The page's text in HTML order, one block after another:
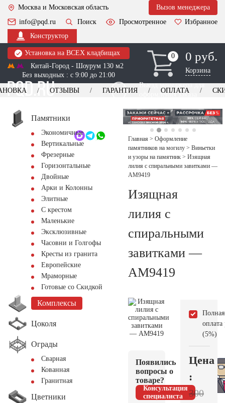
Москва и Московская область
Вызов менеджера
info@pqd.ru
Поиск Просмотренное
Избранное
Конструктор
Установка на ВСЕХ кладбищах
Китай-Город - Шоурум 130 м2
Без выходных : с 9:00 до 21:00
0
0 0 руб.
Корзина
Выезд менеджера для
оформления заказа
+7 (495) 518-44-23
Обратный звонок
ОТЗЫВЫ ГАРАНТИЯ ОПЛАТА
Памятники
Экономичные
Вертикальные
Фрезерные
Горизонтальные
Двойные
Арки и Колонны
Элитные
С крестом
Маленькие
Эксклюзивные
Часовни и Голгофы
Кресты из гранита
Европейские
Мраморные
Готовые со Скидкой
Комплексы
Цоколя
Ограды
Сварная
Кованная
Гранитная
Цветники
Главная > Оформление
памятников на могилу > Виньетки
и узоры на памятник > Изящная
лилия с спиральными завитками —
AM9419
Изящная
лилия с
спиральными
завитками —
AM9419
Появились
вопросы о
товаре?
Консультация
специалиста
Полная
оплата
(5%)
Цена
:
300